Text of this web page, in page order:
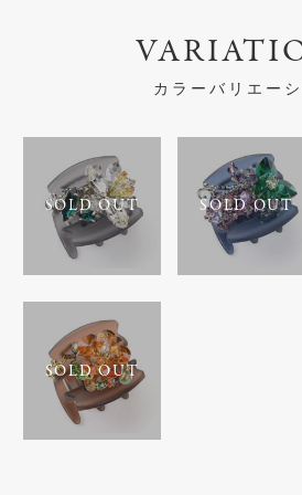
カラーバリエー
SOLD OUT SOLD OUT
SOLD OUT